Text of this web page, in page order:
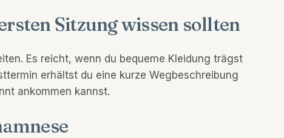
Sitzung wissen sollten
Es reicht, wenn du bequeme Kleidung trägst
erhältst du eine kurze Wegbeschreibung
ankommen kannst.